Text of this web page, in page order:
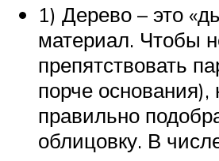
1) Дерево – это
материал. Чтобы
препятствовать
порче
правильно
облицовку. В